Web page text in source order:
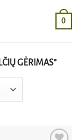
0
GĖRIMAS”